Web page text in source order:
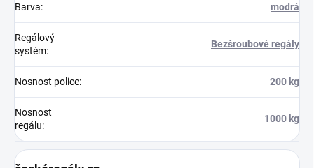
Barva: modrá
Regálový
systém:
Bezšroubové regály
Nosnost police: 200 kg
Nosnost
regálu:
1000 kg